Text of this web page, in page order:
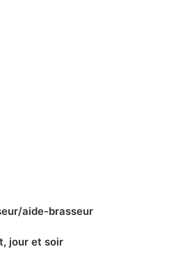
aide-brasseur
jour et soir